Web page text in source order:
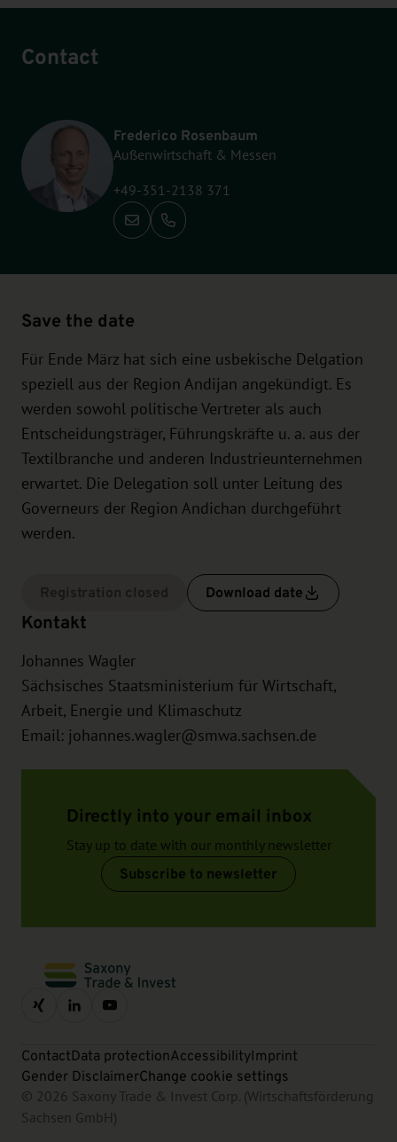
Contact
Frederico Rosenbaum
Außenwirtschaft & Messen
+49-351-2138 371
Call: +49-351-2138 371
Save the date
Für Ende März hat sich eine usbekische Delgation
speziell aus der Region Andijan angekündigt. Es
werden sowohl politische Vertreter als auch
Entscheidungsträger, Führungskräfte u. a. aus der
Textilbranche und anderen Industrieunternehmen
erwartet. Die Delegation soll unter Leitung des
Governeurs der Region Andichan durchgeführt
werden.
Download date
Kontakt
Johannes Wagler
Sächsisches Staatsministerium für Wirtschaft,
Arbeit, Energie und Klimaschutz
Email: johannes.wagler@smwa.sachsen.de
Directly into your email inbox
Stay up to date with our monthly newsletter
Subscribe to newsletter
ContactData protectionAccessibilityImprint
Gender DisclaimerChange cookie settings
© 2026 Saxony Trade & Invest Corp. (Wirtschaftsförderung
Sachsen GmbH)